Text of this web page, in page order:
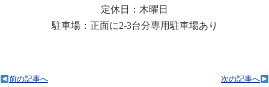
定休日：木曜日
駐車場：正面に2-3台分専用駐車場あり
次の記事へ
前の記事へ